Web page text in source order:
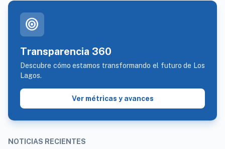
target
Transparencia 360
Descubre cómo estamos transformando el futuro de Los
Lagos.
Ver métricas y avances
NOTICIAS RECIENTES